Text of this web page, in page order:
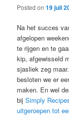
Posted on19 juli
Na het succes
afgelopen
te rijgen en te
kip, afgewisseld
sjasliek zeg
besloten we er
maken. En wel
bijSimply
uitgeroepen tot